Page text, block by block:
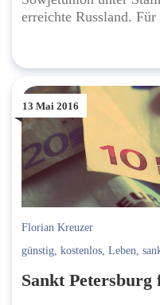
erreichte Russland. Für
13 Mai 2016
Florian Kreuzer
günstig, kostenlos, Leben,
Sankt Petersburg